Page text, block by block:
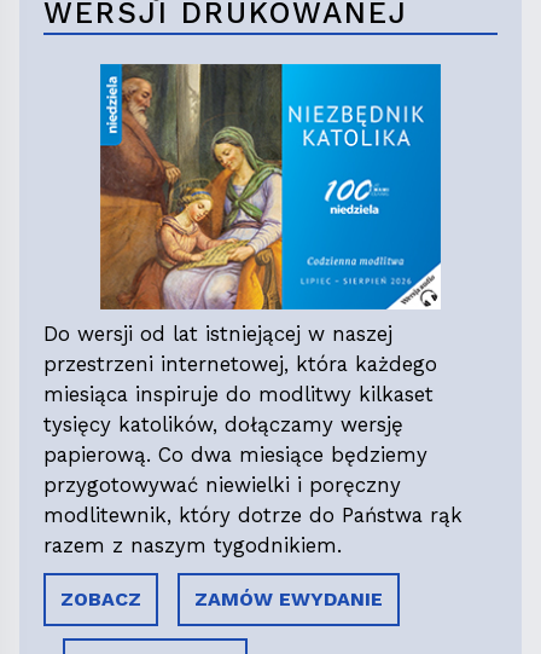
WERSJI DRUKOWANEJ
Do wersji od lat istniejącej w naszej
przestrzeni internetowej, która każdego
miesiąca inspiruje do modlitwy kilkaset
tysięcy katolików, dołączamy wersję
papierową. Co dwa miesiące będziemy
przygotowywać niewielki i poręczny
modlitewnik, który dotrze do Państwa rąk
razem z naszym tygodnikiem.
ZOBACZ ZAMÓW EWYDANIE